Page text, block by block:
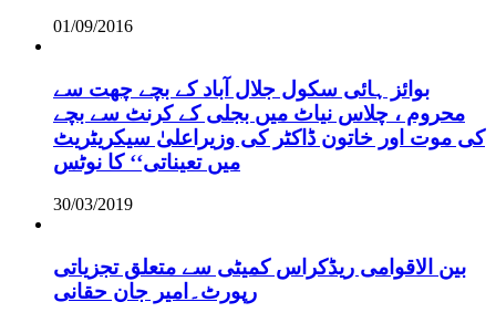
01/09/2016
بوائز ہائی سکول جلال آباد کے بچے چھت سے
محروم ، چلاس نیاٹ میں بجلی کے کرنٹ سے بچے
کی موت اور خاتون ڈاکٹر کی وزیراعلیٰ سیکریٹریٹ
میں تعیناتی‘‘ کا نوٹس
30/03/2019
بین الاقوامی ریڈکراس کمیٹی سے متعلق تجزیاتی
رپورٹ۔امیر جان حقانی